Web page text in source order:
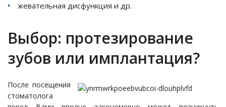
жевательная дисфункция и др.
Выбор: протезирование
зубов или имплантация?
После посещения
стоматолога